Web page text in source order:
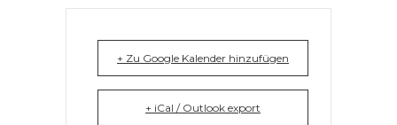
+ Zu Google Kalender hinzufügen
+ iCal / Outlook export